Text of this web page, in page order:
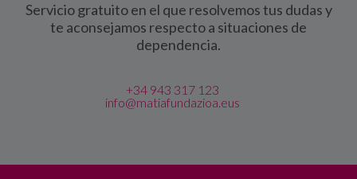
Servicio gratuito en el que resolvemos tus dudas y
te aconsejamos respecto a situaciones de
dependencia.
+34 943 317 123
info@matiafundazioa.eus